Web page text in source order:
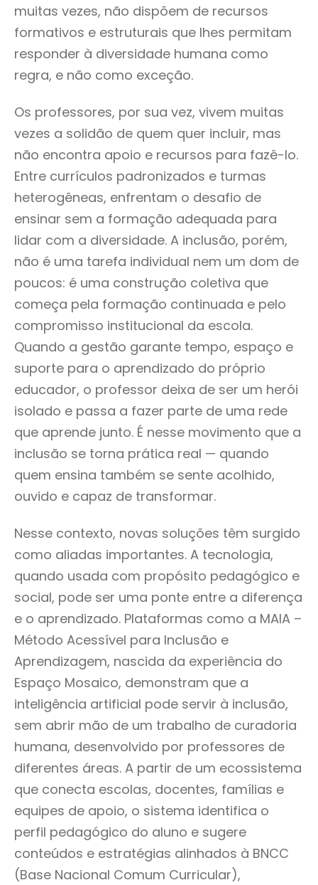
muitas vezes, não dispõem de recursos
formativos e estruturais que lhes permitam
responder à diversidade humana como
regra, e não como exceção.
Os professores, por sua vez, vivem muitas
vezes a solidão de quem quer incluir, mas
não encontra apoio e recursos para fazê-lo.
Entre currículos padronizados e turmas
heterogêneas, enfrentam o desafio de
ensinar sem a formação adequada para
lidar com a diversidade. A inclusão, porém,
não é uma tarefa individual nem um dom de
poucos: é uma construção coletiva que
começa pela formação continuada e pelo
compromisso institucional da escola.
Quando a gestão garante tempo, espaço e
suporte para o aprendizado do próprio
educador, o professor deixa de ser um herói
isolado e passa a fazer parte de uma rede
que aprende junto. É nesse movimento que a
inclusão se torna prática real — quando
quem ensina também se sente acolhido,
ouvido e capaz de transformar.
Nesse contexto, novas soluções têm surgido
como aliadas importantes. A tecnologia,
quando usada com propósito pedagógico e
social, pode ser uma ponte entre a diferença
e o aprendizado. Plataformas como a MAIA –
Método Acessível para Inclusão e
Aprendizagem, nascida da experiência do
Espaço Mosaico, demonstram que a
inteligência artificial pode servir à inclusão,
sem abrir mão de um trabalho de curadoria
humana, desenvolvido por professores de
diferentes áreas. A partir de um ecossistema
que conecta escolas, docentes, famílias e
equipes de apoio, o sistema identifica o
perfil pedagógico do aluno e sugere
conteúdos e estratégias alinhados à BNCC
(Base Nacional Comum Curricular),